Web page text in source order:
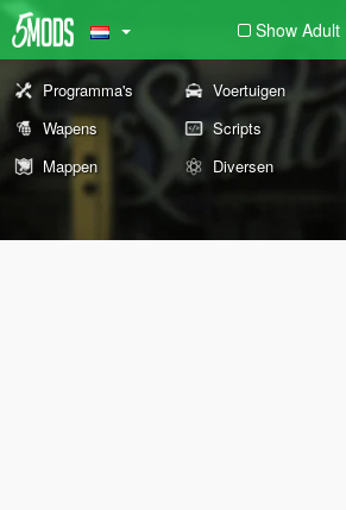
Show Adult
Programma's Voertuigen
Wapens
Scripts
Mappen
Diversen